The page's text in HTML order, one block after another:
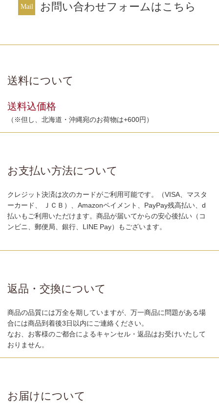
お問い合わせフォームはこちら
送料について
送料込価格
（※但し、北海道・沖縄宛のお荷物は+600円）
お支払い方法について
クレジット決済は次のカードがご利用可能です。（VISA、マスタ
ーカード、 ＪＣＢ）、Amazonペイメント、PayPay残高払い、d
払いもご利用いただけます。商品が届いてからの安心後払い（コ
ンビニ、郵便局、銀行、LINE Pay）もございます。
返品・交換について
商品の品質には万全を期していますが、万一商品に問題がある場
合には商品到着後3日以内にご連絡ください。
なお、お客様のご都合によるキャンセル・返品はお受けいたして
おりません。
お届けについて